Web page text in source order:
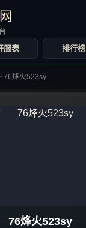
服表 排行榜
76烽火523sy
76烽火523sy